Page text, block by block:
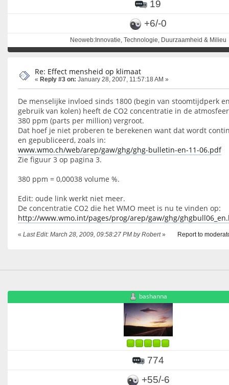
19
+6/-0
Neoweb:Innovatie, Technologie, Duurzaamheid & Milieu
Re: Effect mensheid op klimaat
« Reply #3 on: January 28, 2007, 11:57:18 AM »
De menselijke invloed sinds 1800 (begin van stoomtijdperk
gebruik van kolen) heeft de CO2 concentratie in de
380 ppm (parts per million) vergroot.
Dat hoef je niet proberen te berekenen want dat wordt
en gepubliceerd, zoals in:
www.wmo.ch/web/arep/gaw/ghg/ghg-bulletin-en-11-06.pdf
Zie figuur 3 op pagina 3.
380 ppm = 0,00038 volume %.
Edit: oude link werkt niet meer.
De concentratie CO2 die het WMO meet is nu te vinden op:
http://www.wmo.int/pages/prog/arep/gaw/ghg/
« Last Edit: March 28, 2009, 09:58:27 PM by Robert» Report to
bashanna
774
+55/-6